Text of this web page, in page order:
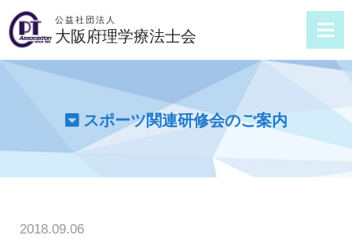
公益社団法人
大阪府理学療法士会
スポーツ関連研修会のご案内
2018.09.06